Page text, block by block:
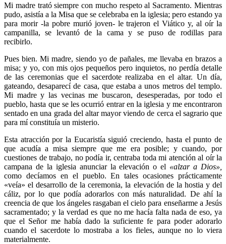
Mi madre trató siempre con mucho respeto al Sacramento. Mientras
pudo, asistía a la Misa que se celebraba en la iglesia; pero estando ya
para morir -la pobre murió joven- le trajeron el Viático y, al oír la
campanilla, se levantó de la cama y se puso de rodillas para
recibirlo.
Pues bien. Mi madre, siendo yo de pañales, me llevaba en brazos a
misa; y yo, con mis ojos pequeños pero inquietos, no perdía detalle
de las ceremonias que el sacerdote realizaba en el altar. Un día,
gateando, desaparecí de casa, que estaba a unos metros del templo.
Mi madre y las vecinas me buscaron, desesperadas, por todo el
pueblo, hasta que se les ocurrió entrar en la iglesia y me encontraron
sentado en una grada del altar mayor viendo de cerca el sagrario que
para mí constituía un misterio.
Esta atracción por la Eucaristía siguió creciendo, hasta el punto de
que acudía a misa siempre que me era posible; y cuando, por
cuestiones de trabajo, no podía ir, centraba toda mi atención al oír la
campana de la iglesia anunciar la elevación o el «alzar a Dios»,
como decíamos en el pueblo. En tales ocasiones prácticamente
«veía» el desarrollo de la ceremonia, la elevación de la hostia y del
cáliz, por lo que podía adorarlos con más naturalidad. De ahí la
creencia de que los ángeles rasgaban el cielo para enseñarme a Jesús
sacramentado; y la verdad es que no me hacía falta nada de eso, ya
que el Señor me había dado la suficiente fe para poder adorarlo
cuando el sacerdote lo mostraba a los fieles, aunque no lo viera
materialmente.